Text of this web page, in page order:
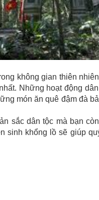
không gian thiên
Những hoạt động
món ăn quê đậm đà
sắc dân tộc mà bạn
sinh khổng lồ sẽ giúp